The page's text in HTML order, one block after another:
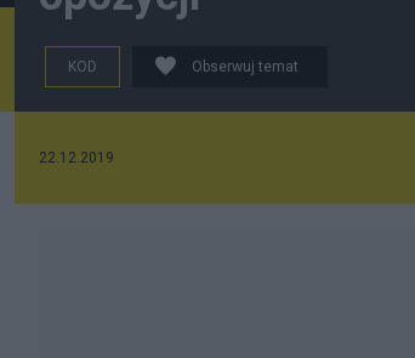
KOD Obserwuj temat
22.12.2019